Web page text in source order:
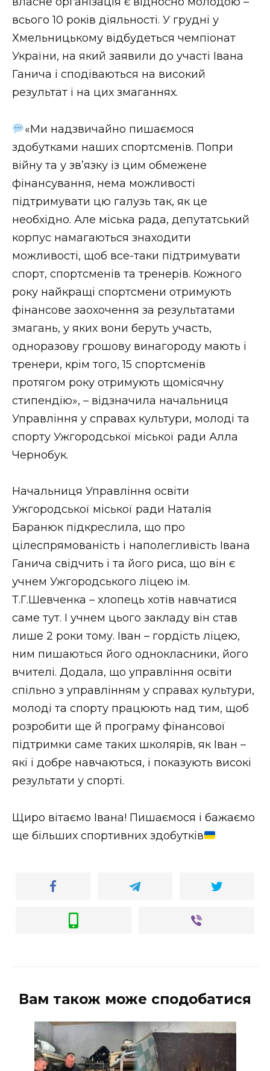
всього 10 років діяльності. У грудні у
Хмельницькому відбудеться чемпіонат
України, на який заявили до участі Івана
Ганича і сподіваються на високий
результат і на цих змаганнях.
«Ми надзвичайно пишаємося
здобутками наших спортсменів. Попри
війну та у зв’язку із цим обмежене
фінансування, нема можливості
підтримувати цю галузь так, як це
необхідно. Але міська рада, депутатський
корпус намагаються знаходити
можливості, щоб все-таки підтримувати
спорт, спортсменів та тренерів. Кожного
року найкращі спортсмени отримують
фінансове заохочення за результатами
змагань, у яких вони беруть участь,
одноразову грошову винагороду мають і
тренери, крім того, 15 спортсменів
протягом року отримують щомісячну
стипендію», – відзначила начальниця
Управління у справах культури, молоді та
спорту Ужгородської міської ради Алла
Чернобук.
Начальниця Управління освіти
Ужгородської міської ради Наталія
Баранюк підкреслила, що про
цілеспрямованість і наполегливість Івана
Ганича свідчить і та його риса, що він є
учнем Ужгородського ліцею ім.
Т.Г.Шевченка – хлопець хотів навчатися
саме тут. І учнем цього закладу він став
лише 2 роки тому. Іван – гордість ліцею,
ним пишаються його однокласники, його
вчителі. Додала, що управління освіти
спільно з управлінням у справах культури,
молоді та спорту працюють над тим, щоб
розробити ще й програму фінансової
підтримки саме таких школярів, як Іван –
які і добре навчаються, і показують високі
результати у спорті.
Щиро вітаємо Івана! Пишаємося і бажаємо
ще більших спортивних здобутків
Вам також може сподобатися